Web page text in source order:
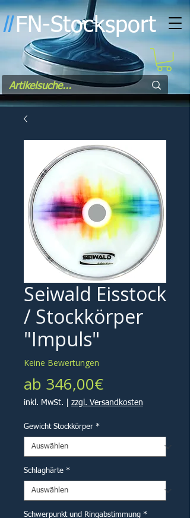
ll FN-Stocksport
Seiwald Eisstock
/ Stockkörper
"Impuls"
Keine Bewertungen
ab 346,00€Sale-
Preis
inkl. MwSt. zzgl. Versandkosten
Gewicht Stockkörper *
Schlaghärte *
Schwerpunkt und Ringabstimmung *